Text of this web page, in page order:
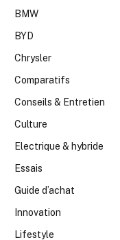
BMW
BYD
Chrysler
Comparatifs
Conseils & Entretien
Culture
Electrique & hybride
Essais
Guide d’achat
Innovation
Lifestyle